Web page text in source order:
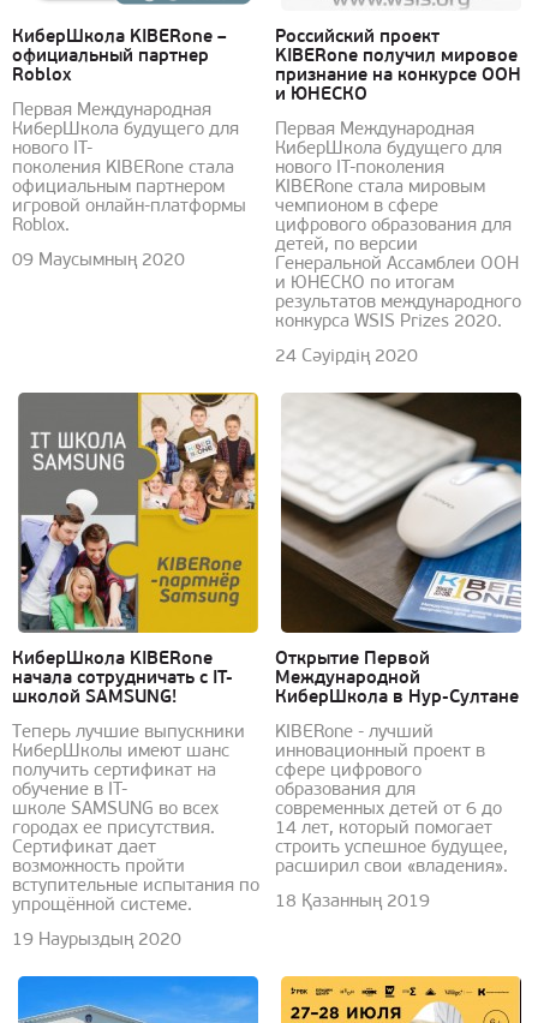
09 Маусымның 2020
КиберШкола KIBERone –
официальный партнер
Roblox
Первая Международная
КиберШкола будущего для
нового IT-
поколения KIBERone стала
официальным партнером
игровой онлайн-платформы
Roblox.
24 Сәуірдің 2020
Российский проект
KIBERone получил мировое
признание на конкурсе ООН
и ЮНЕСКО
Первая Международная
КиберШкола будущего для
нового IT-поколения
KIBERone стала мировым
чемпионом в сфере
цифрового образования для
детей, по версии
Генеральной Ассамблеи ООН
и ЮНЕСКО по итогам
результатов международного
конкурса WSIS Prizes 2020.
19 Наурыздың 2020
КиберШкола KIBERone
начала сотрудничать с IT-
школой SAMSUNG!
Теперь лучшие выпускники
КиберШколы имеют шанс
получить сертификат на
обучение в IT-
школе SAMSUNG во всех
городах ее присутствия.
Сертификат дает
возможность пройти
вступительные испытания по
упрощённой системе.
18 Қазанның 2019
Открытие Первой
Международной
КиберШкола в Нур-Султане
KIBERone - лучший
инновационный проект в
сфере цифрового
образования для
современных детей от 6 до
14 лет, который помогает
строить успешное будущее,
расширил свои «владения».